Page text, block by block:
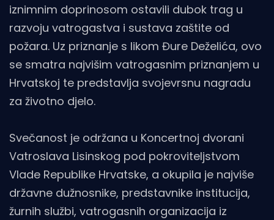
iznimnim doprinosom ostavili dubok trag u
razvoju vatrogastva i sustava zaštite od
požara. Uz priznanje s likom Đure Deželića, ovo
se smatra najvišim vatrogasnim priznanjem u
Hrvatskoj te predstavlja svojevrsnu nagradu
za životno djelo.
Svečanost je održana u Koncertnoj dvorani
Vatroslava Lisinskog pod pokroviteljstvom
Vlade Republike Hrvatske, a okupila je najviše
državne dužnosnike, predstavnike institucija,
žurnih službi, vatrogasnih organizacija iz